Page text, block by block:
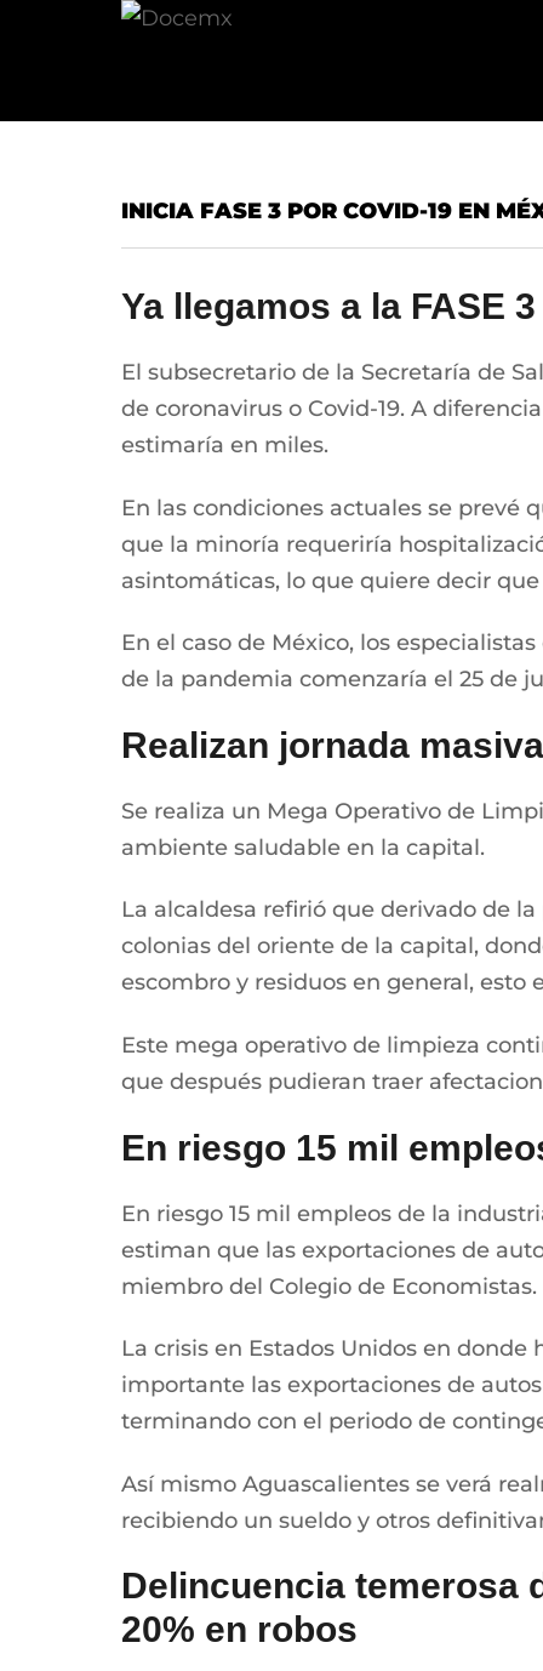
INICIA FASE 3 POR COVID-19 EN
Ya llegamos a la FASE
El subsecretario de la Secretaría de
de coronavirus o Covid-19. A
estimaría en miles.
En las condiciones actuales se prevé
que la minoría requeriría
asintomáticas, lo que quiere decir
En el caso de México, los
de la pandemia comenzaría el 25 de
Realizan jornada
Se realiza un Mega Operativo de
ambiente saludable en la capital.
La alcaldesa refirió que derivado de
colonias del oriente de la capital,
escombro y residuos en general, esto
Este mega operativo de limpieza
que después pudieran traer
En riesgo 15 mil
En riesgo 15 mil empleos de la
estiman que las exportaciones de
miembro del Colegio de Economistas.
La crisis en Estados Unidos en
importante las exportaciones de
terminando con el periodo de
Así mismo Aguascalientes se verá
recibiendo un sueldo y otros
Delincuencia temerosa
20% en robos